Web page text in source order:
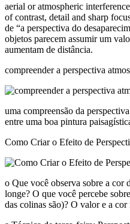
aerial or atmospheric
of contrast, detail and sharp
de “a perspectiva do
objetos parecem assumir um
aumentam de distância.
compreender a perspectiva
uma compreensão da
entre uma boa pintura
Como Criar o Efeito de
o Que você observa sobre a cor
longe? O que você percebe
das colinas são)? O valor e a cor